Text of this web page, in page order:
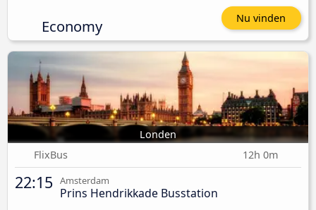
Economy Nu vinden
Londen
FlixBus
12h 0m
22:15 Amsterdam
Prins Hendrikkade Busstation